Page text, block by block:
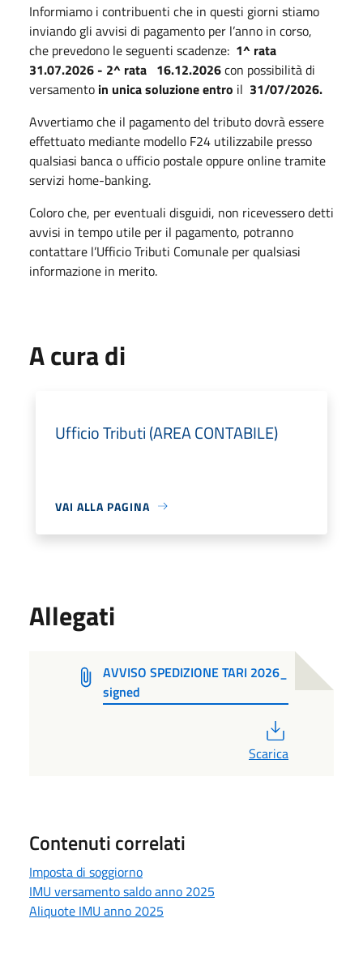
Informiamo i contribuenti che in questi giorni stiamo
inviando gli avvisi di pagamento per l’anno in corso,
che prevedono le seguenti scadenze: 1^ rata
31.07.2026 - 2^ rata 16.12.2026con possibilità di
versamento in unica soluzione entro il 31/07/2026.
Avvertiamo che il pagamento del tributo dovrà essere
effettuato mediante modello F24 utilizzabile presso
qualsiasi banca o ufficio postale oppure online tramite
servizi home-banking.
Coloro che, per eventuali disguidi, non ricevessero detti
avvisi in tempo utile per il pagamento, potranno
contattare l’Ufficio Tributi Comunale per qualsiasi
informazione in merito.
A cura di
Ufficio Tributi (AREA CONTABILE)
VAI ALLA PAGINA
Allegati
AVVISO SPEDIZIONE TARI 2026_
signed
Scarica
Contenuti correlati
Imposta di soggiorno
IMU versamento saldo anno 2025
Aliquote IMU anno 2025